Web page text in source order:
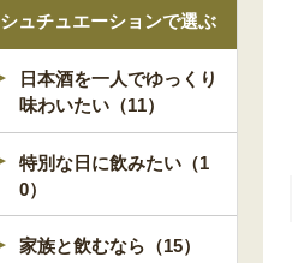
シュチュエーションで選ぶ
日本酒を一人でゆっくり
味わいたい（11）
特別な日に飲みたい（1
0）
家族と飲むなら（15）